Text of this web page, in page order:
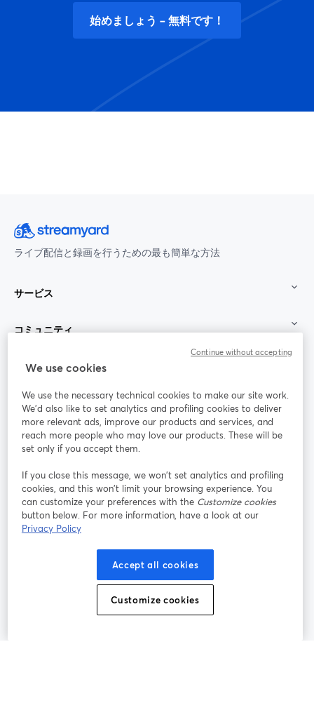
始めましょう - 無料です！
ライブ配信と録画を行うための最も簡単な方法
サービス
コミュニティ
StreamYard：
参加する
ライ
ンセ
ミナ
ー
Facebook
新しいタブで開く(Twitter)
YouTube
Instagram
新しいタブで開く
LinkedIn
新しいタブで開く
新しいタブで開く
プラットフォーム利用規約
個人情報保護方針 クッキーポリシー
We use cookies
We use the necessary technical cookies to make our site work.
We'd also like to set analytics and profiling cookies to deliver
more relevant ads, improve our products and services, and
reach more people who may love our products. These will be
set only if you accept them.
If you close this message, we won’t set analytics and profiling
cookies, and this won’t limit your browsing experience. You
can customize your preferences with the Customize cookies
button below. For more information, have a look at our
Privacy Policy
Accept all cookies
Customize cookies
Continue without accepting